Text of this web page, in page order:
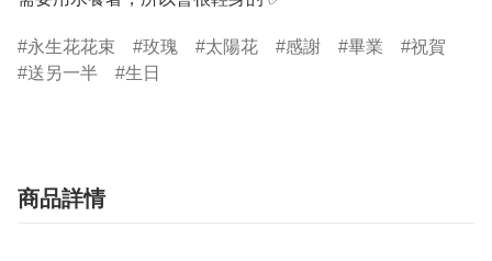
永生花花束 玫瑰 太陽花 感謝 畢業
祝賀
送另一半
生日
商品詳情